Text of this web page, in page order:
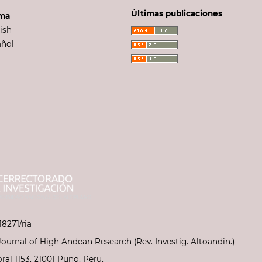
Últimas publicaciones
ria
of High Andean Research (Rev. Investig. Altoandin.)
1153, 21001 Puno, Peru.